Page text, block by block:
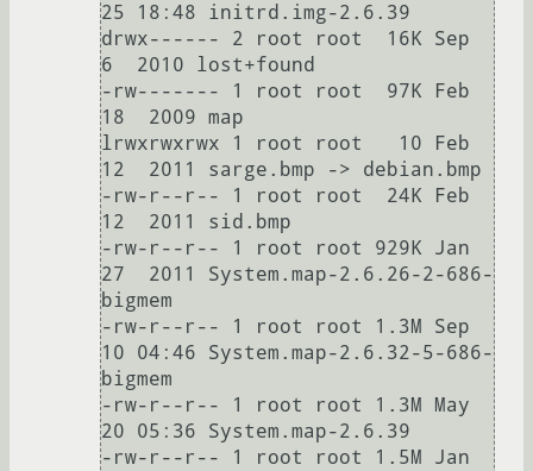
25 18:48 initrd.img-2.6.39
drwx------ 2 root root  16K Sep
6  2010 lost+found
-rw------- 1 root root  97K Feb
18  2009 map
lrwxrwxrwx 1 root root   10 Feb
12  2011 sarge.bmp -> debian.bmp
-rw-r--r-- 1 root root  24K Feb
12  2011 sid.bmp
-rw-r--r-- 1 root root 929K Jan
27  2011 System.map-2.6.26-2-686-
bigmem
-rw-r--r-- 1 root root 1.3M Sep
10 04:46 System.map-2.6.32-5-686-
bigmem
-rw-r--r-- 1 root root 1.3M May
20 05:36 System.map-2.6.39
-rw-r--r-- 1 root root 1.5M Jan